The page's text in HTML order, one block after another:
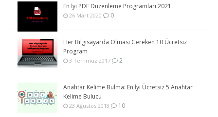
En İyi PDF Düzenleme Programları 2021
26 Mart 2020 0
Her Bilgisayarda Olması Gereken 10 Ücretsiz
Program
3 Temmuz 2017 2
Anahtar Kelime Bulma: En İyi Ücretsiz 5 Anahtar
Kelime Bulucu
23 Ağustos 2018 10